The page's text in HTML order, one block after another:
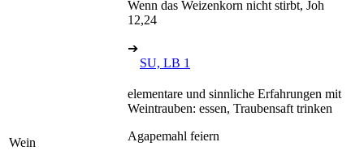
Wenn das Weizenkorn nicht stirbt, Joh
12,24
➔
SU, LB 1
Wein
elementare und sinnliche Erfahrungen mit
Weintrauben: essen, Traubensaft trinken
Agapemahl feiern